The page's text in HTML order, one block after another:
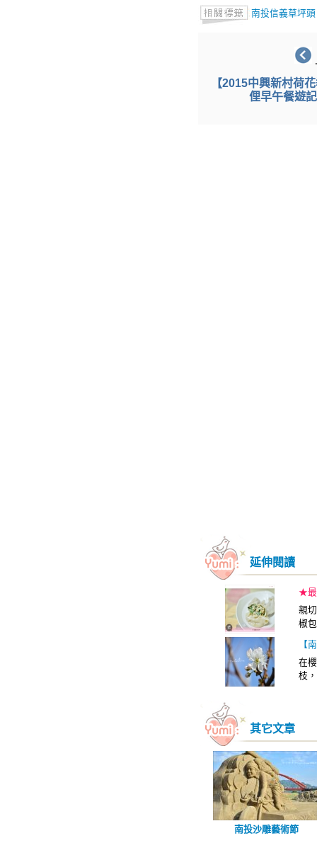
南投信義草坪頭
【2015中興新村荷
俚早午餐遊
延伸閱讀
★最
親
椒
【
在
枝
其它文章
南投沙雕藝術節